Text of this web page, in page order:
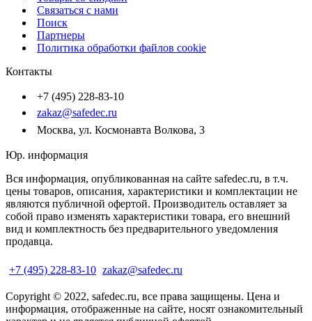
Связаться с нами
Поиск
Партнеры
Политика обработки файлов cookie
Контакты
+7 (495) 228-83-10
zakaz@safedec.ru
Москва, ул. Космонавта Волкова, 3
Юр. информация
Вся информация, опубликованная на сайте safedec.ru, в т.ч.
цены товаров, описания, характеристики и комплектации не
являются публичной офертой. Производитель оставляет за
собой право изменять характеристики товара, его внешний
вид и комплектность без предварительного уведомления
продавца.
+7 (495) 228-83-10 zakaz@safedec.ru
Copyright © 2022, safedec.ru, все права защищены. Цена и
информация, отображенные на сайте, носят ознакомительный